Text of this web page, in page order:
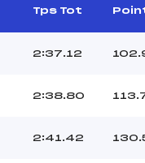
Tps Tot
2:37.12
2:38.80
2:41.42